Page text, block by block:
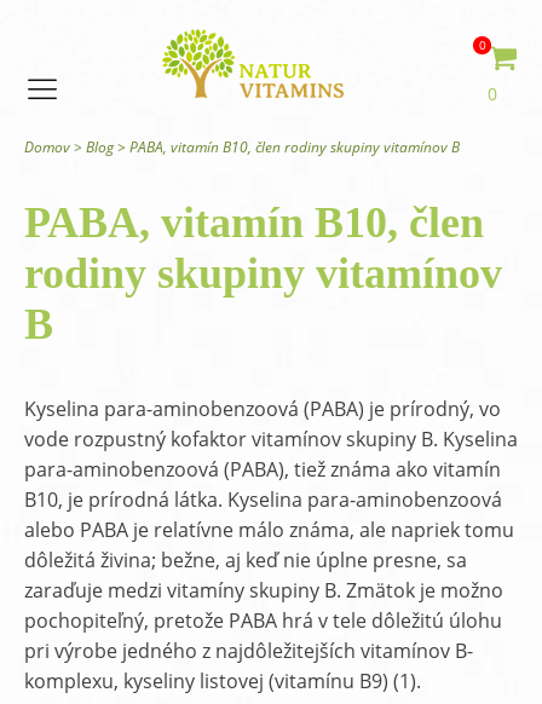
0
0
Domov> Blog> PABA, vitamín B10, člen rodiny skupiny vitamínov B
PABA, vitamín B10, člen
rodiny skupiny vitamínov
B
Kyselina para-aminobenzoová (PABA) je prírodný, vo
vode rozpustný kofaktor vitamínov skupiny B. Kyselina
para-aminobenzoová (PABA), tiež známa ako vitamín
B10, je prírodná látka. Kyselina para-aminobenzoová
alebo PABA je relatívne málo známa, ale napriek tomu
dôležitá živina; bežne, aj keď nie úplne presne, sa
zaraďuje medzi vitamíny skupiny B. Zmätok je možno
pochopiteľný, pretože PABA hrá v tele dôležitú úlohu
pri výrobe jedného z najdôležitejších vitamínov B-
komplexu, kyseliny listovej (vitamínu B9) (1).